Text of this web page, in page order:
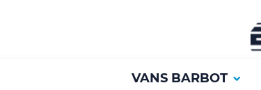
VANS BARBOT